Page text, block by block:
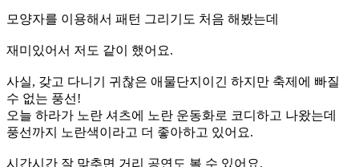
모양자를 이용해서 패턴 그리기도 처음 해봤는데
재미있어서 저도 같이 했어요.
사실, 갖고 다니기 귀찮은 애물단지이긴 하지만 축제에 빠질
수 없는 풍선!
오늘 하라가 노란 셔츠에 노란 운동화로 코디하고 나왔는데
풍선까지 노란색이라고 더 좋아하고 있어요.
시간시간 잘 맞추면 거리 공연도 볼 수 있어요.